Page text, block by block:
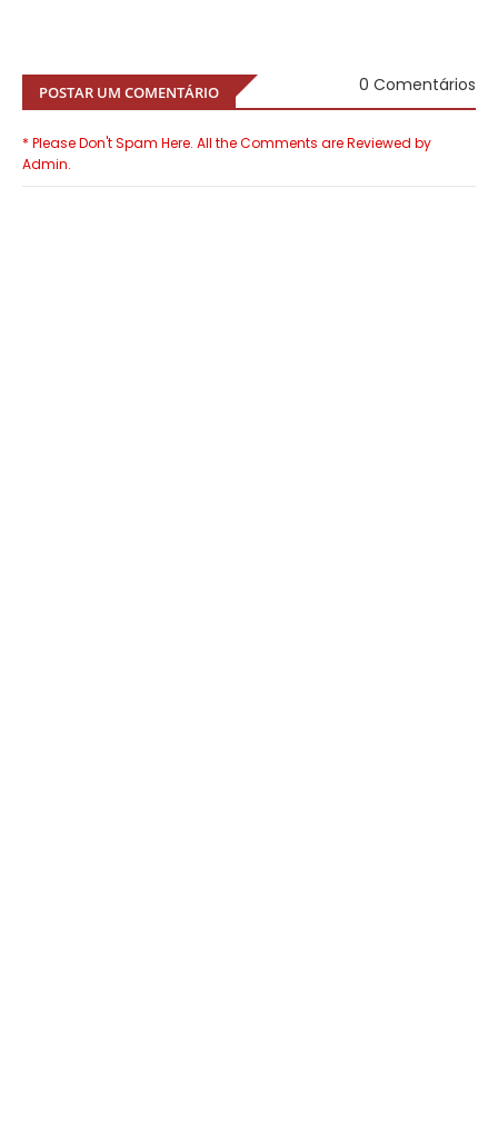
POSTAR UM COMENTÁRIO 0 Comentários
* Please Don't Spam Here. All the Comments are Reviewed by
Admin.